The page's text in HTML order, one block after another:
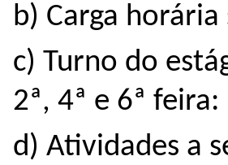
b) Carga
c) Turno do
2ª, 4ª e 6ª
d) Atividades a